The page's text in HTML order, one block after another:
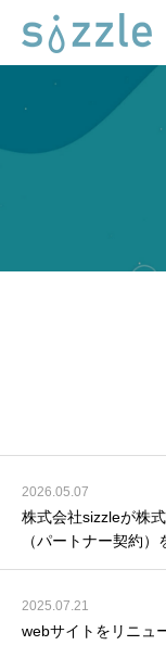
2026.05.07
株式会社sizzleが株
（パートナー契約）
2025.07.21
webサイトをリニュ